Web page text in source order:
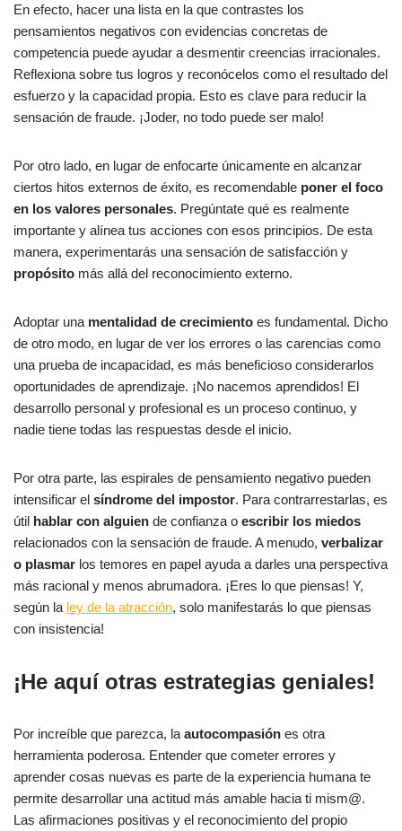
En efecto, hacer una lista en la que contrastes los
pensamientos negativos con evidencias concretas de
competencia puede ayudar a desmentir creencias irracionales.
Reflexiona sobre tus logros y reconócelos como el resultado del
esfuerzo y la capacidad propia. Esto es clave para reducir la
sensación de fraude. ¡Joder, no todo puede ser malo!
Por otro lado, en lugar de enfocarte únicamente en alcanzar
ciertos hitos externos de éxito, es recomendable poner el foco
en los valores personales. Pregúntate qué es realmente
importante y alínea tus acciones con esos principios. De esta
manera, experimentarás una sensación de satisfacción y
propósito más allá del reconocimiento externo.
Adoptar una mentalidad de crecimiento es fundamental. Dicho
de otro modo, en lugar de ver los errores o las carencias como
una prueba de incapacidad, es más beneficioso considerarlos
oportunidades de aprendizaje. ¡No nacemos aprendidos! El
desarrollo personal y profesional es un proceso continuo, y
nadie tiene todas las respuestas desde el inicio.
Por otra parte, las espirales de pensamiento negativo pueden
intensificar el síndrome del impostor. Para contrarrestarlas, es
útil hablar con alguien de confianza o escribir los miedos
relacionados con la sensación de fraude. A menudo, verbalizar
o plasmar los temores en papel ayuda a darles una perspectiva
más racional y menos abrumadora. ¡Eres lo que piensas! Y,
según la ley de la atracción, solo manifestarás lo que piensas
con insistencia!
¡He aquí otras estrategias geniales!
Por increíble que parezca, la autocompasión es otra
herramienta poderosa. Entender que cometer errores y
aprender cosas nuevas es parte de la experiencia humana te
permite desarrollar una actitud más amable hacia ti mism@.
Las afirmaciones positivas y el reconocimiento del propio